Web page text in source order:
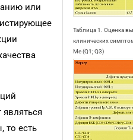
Таблица 1. Оценка
клинических
Ме (Q1; Q3)
или
то есть